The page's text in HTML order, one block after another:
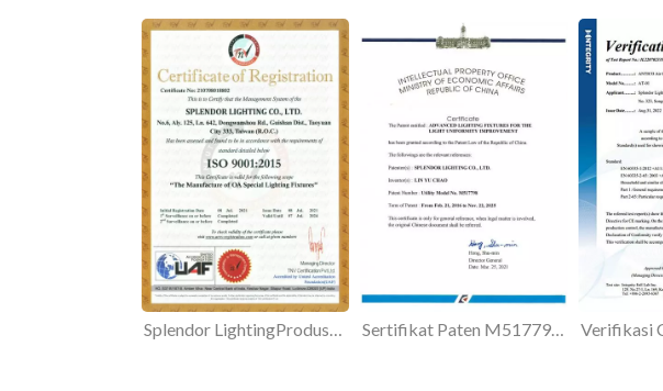
Splendor LightingProdusen perlengkapan pencahayaan bersertifikasi ISO9001:2015 OA. Sertifikat Paten M517798 untuk penerangan langit-langit kantor